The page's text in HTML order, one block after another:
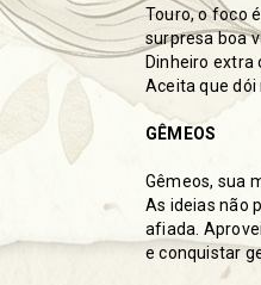
Touro, o foco
surpresa boa
Dinheiro extra
Aceita que dói
GÊMEOS
Gêmeos, sua
As ideias não
afiada.
e conquistar